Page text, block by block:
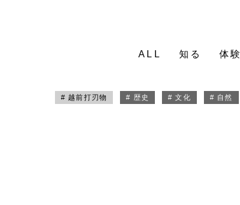
ALL 知る 体験
# 越前打刃物 # 歴史 # 文化 # 自然